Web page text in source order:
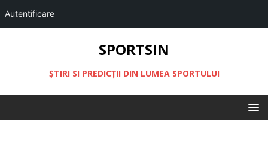
Autentificare
SPORTSIN
ŞTIRI SI PREDICŢII DIN LUMEA SPORTULUI